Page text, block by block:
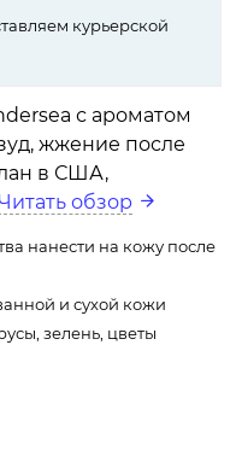
курьерской
с ароматом
жжение после
в США,
Читать обзор
нанести на кожу после
и сухой кожи
зелень, цветы